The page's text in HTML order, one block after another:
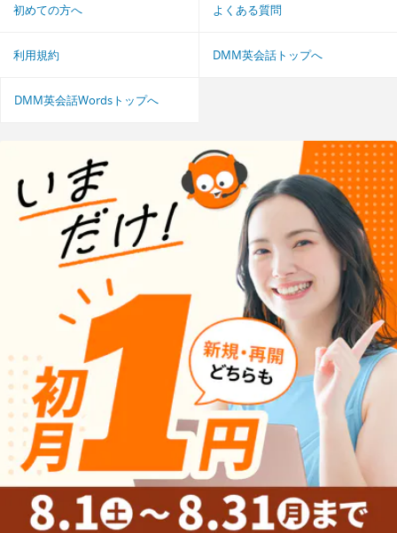
初めての方へ よくある質問
利用規約 DMM英会話トップへ
DMM英会話Wordsトップへ